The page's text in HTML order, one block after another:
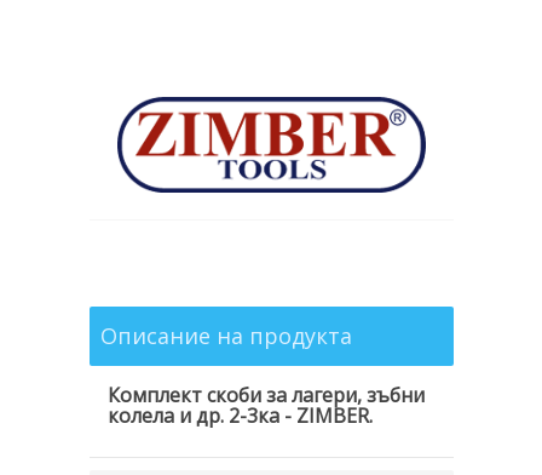
Описание на продукта
Комплект скоби за лагери, зъбни
колела и др. 2-3ка - ZIMBER.